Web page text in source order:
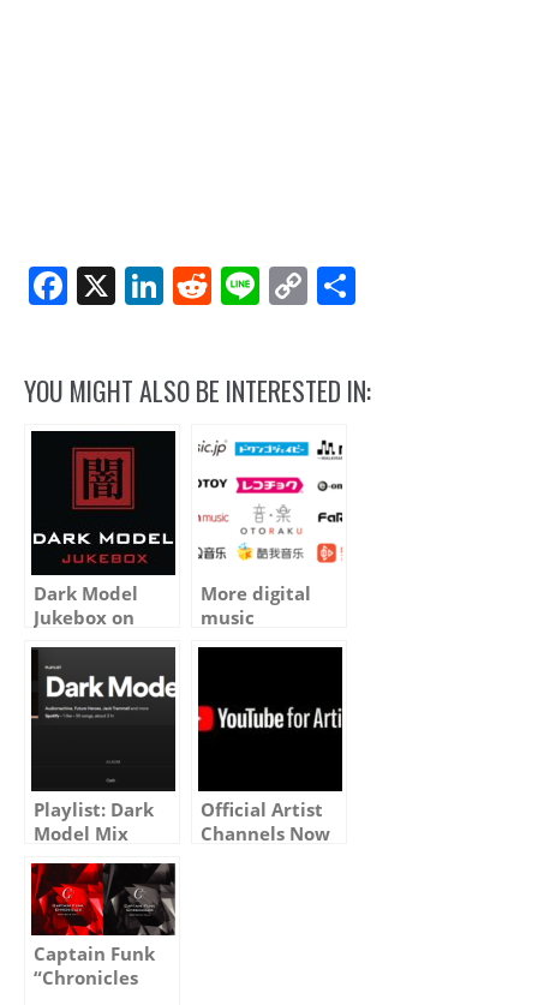
Facebook
X LinkedIn
Reddit
LineCopy
YOU MIGHT ALSO BE INTERESTED IN:
Dark Model
Jukebox on
More digital
music
Model
Electronic
Playlist: Dark
Model Mix
Spotify)
Official Artist
Channels Now
Captain Funk
“Chronicles